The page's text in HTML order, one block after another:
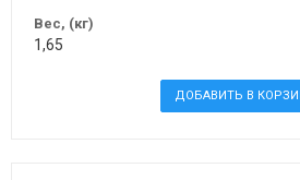
Вес, (кг)
1,65